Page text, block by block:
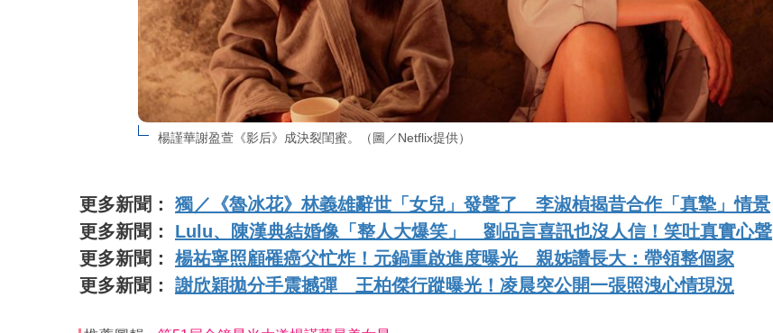
楊謹華謝盈萱《影后》成決裂閨蜜。（圖／Netflix提供）
更多新聞： 獨／《魯冰花》林義雄辭世「女兒」發聲了 李淑楨揭昔合作「真摯」情景
更多新聞： Lulu、陳漢典結婚像「整人大爆笑」 劉品言喜訊也沒人信！笑吐真實心聲
更多新聞： 楊祐寧照顧罹癌父忙炸！元鍋重啟進度曝光 親姊讚長大：帶領整個家
更多新聞： 謝欣穎拋分手震撼彈 王柏傑行蹤曝光！凌晨突公開一張照洩心情現況